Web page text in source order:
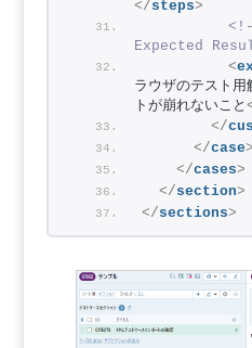
</steps>
Expected
<
ラウザのテスト用
トが崩れないこと
</
</case>
</cases>
</section>
</sections>